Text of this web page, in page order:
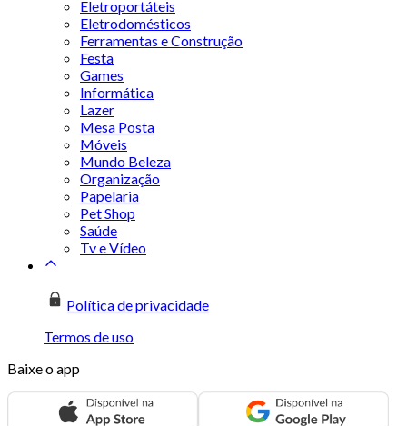
Eletroportáteis
Eletrodomésticos
Ferramentas e Construção
Festa
Games
Informática
Lazer
Mesa Posta
Móveis
Mundo Beleza
Organização
Papelaria
Pet Shop
Saúde
Tv e Vídeo
Política de privacidade
Termos de uso
Baixe o app